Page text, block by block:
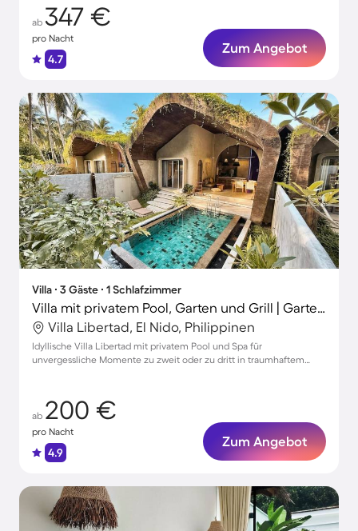
ab 347 €
pro Nacht
4.7
Zum Angebot
Villa ∙ 3 Gäste ∙ 1 Schlafzimmer
Villa mit privatem Pool, Garten und Grill | Gartenblick
Villa Libertad, El Nido, Philippinen
Idyllische Villa Libertad mit privatem Pool und Spa für
unvergessliche Momente zu zweit oder zu dritt in traumhaftem
ab 200 €
pro Nacht
4.9
Zum Angebot